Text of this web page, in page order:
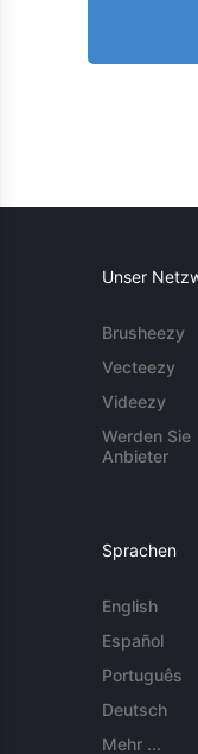
Unser
Brusheezy
Vecteezy
Videezy
Werden Sie
Anbieter
Sprachen
English
Español
Português
Deutsch
Mehr ...